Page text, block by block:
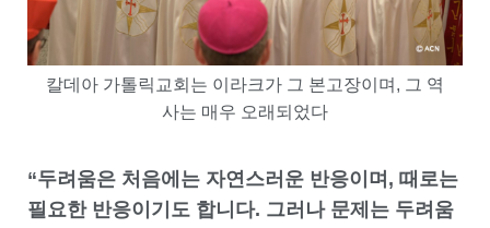
칼데아 가톨릭교회는 이라크가 그 본고장이며, 그 역
사는 매우 오래되었다
“두려움은 처음에는 자연스러운 반응이며, 때로는
필요한 반응이기도 합니다. 그러나 문제는 두려움